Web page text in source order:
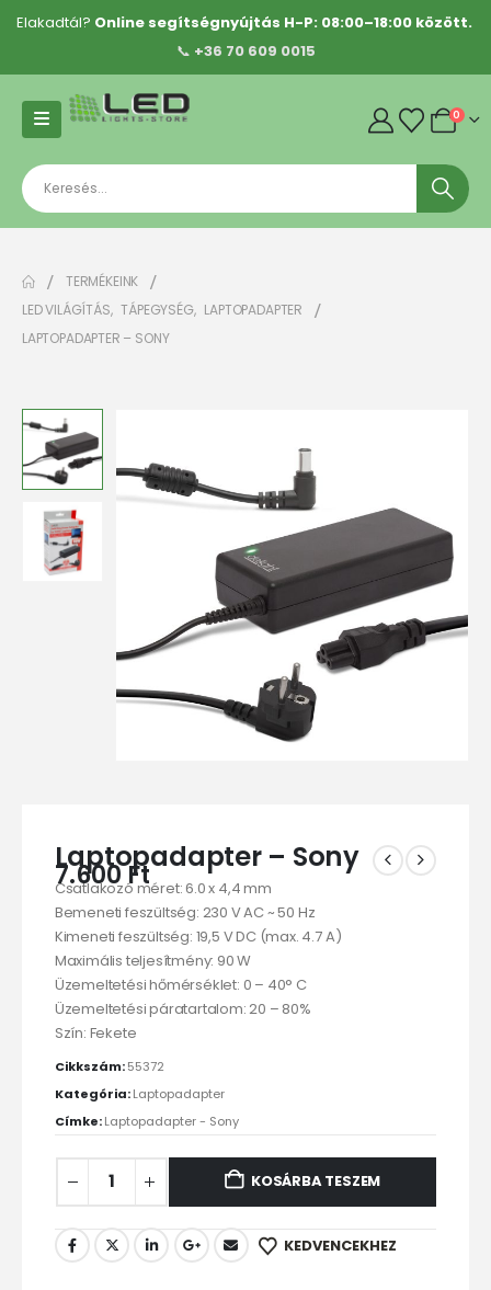
Elakadtál? Online segítségnyújtás H-P: 08:00–18:00 között.
📞 +36 70 609 0015
0
TERMÉKEINK
LED VILÁGÍTÁS, TÁPEGYSÉG, LAPTOPADAPTER
LAPTOPADAPTER – SONY
Laptopadapter – Sony
7.600Ft
Csatlakozó méret: 6.0 x 4,4 mm
Bemeneti feszültség: 230 V AC ~ 50 Hz
Kimeneti feszültség: 19,5 V DC (max. 4.7 A)
Maximális teljesítmény: 90 W
Üzemeltetési hőmérséklet: 0 – 40° C
Üzemeltetési páratartalom: 20 – 80%
Szín: Fekete
Cikkszám:55372
Kategória:Laptopadapter
Címke:Laptopadapter - Sony
KOSÁRBA TESZEM
KEDVENCEKHEZ